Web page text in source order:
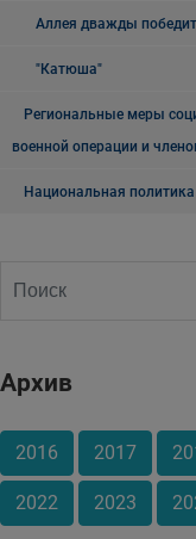
Аллея дважды
"Катюша"
Региональные меры
военной операции и
Национальная политика
Архив
2016 2017
2022 2023